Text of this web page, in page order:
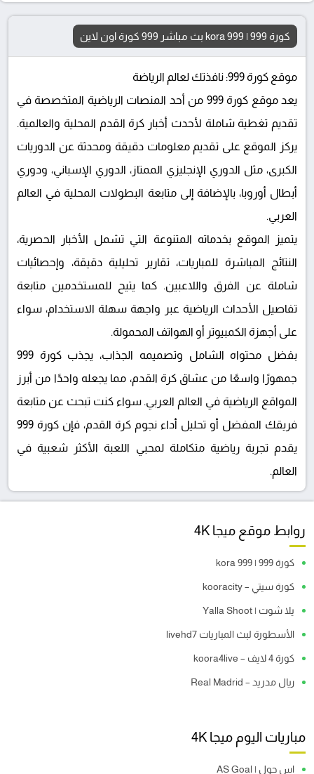
كورة 999 | kora 999 بث مباشر 999 كورة اون لاين
موقع كورة 999: نافذتك لعالم الرياضة
يعد موقع كورة 999 من أحد المنصات الرياضية المتخصصة في
تقديم تغطية شاملة لأحدث أخبار كرة القدم المحلية والعالمية.
يركز الموقع على تقديم معلومات دقيقة ومحدثة عن الدوريات
الكبرى، مثل الدوري الإنجليزي الممتاز، الدوري الإسباني، ودوري
أبطال أوروبا، بالإضافة إلى متابعة البطولات المحلية في العالم
العربي.
يتميز الموقع بخدماته المتنوعة التي تشمل الأخبار الحصرية،
النتائج المباشرة للمباريات، تقارير تحليلية دقيقة، وإحصائيات
شاملة عن الفرق واللاعبين. كما يتيح للمستخدمين متابعة
تفاصيل الأحداث الرياضية عبر واجهة سهلة الاستخدام، سواء
على أجهزة الكمبيوتر أو الهواتف المحمولة.
بفضل محتواه الشامل وتصميمه الجذاب، يجذب كورة 999
جمهورًا واسعًا من عشاق كرة القدم، مما يجعله واحدًا من أبرز
المواقع الرياضية في العالم العربي. سواء كنت تبحث عن متابعة
فريقك المفضل أو تحليل أداء نجوم كرة القدم، فإن كورة 999
يقدم تجربة رياضية متكاملة لمحبي اللعبة الأكثر شعبية في
العالم.
روابط موقع ميجا 4K
كورة 999 | kora 999
كورة سيتي – kooracity
يلا شوت | Yalla Shoot
الأسطورة لبث المباريات livehd7
كورة 4 لايف – koora4live
ريال مدريد – Real Madrid
مباريات اليوم ميجا 4K
اس جول | AS Goal